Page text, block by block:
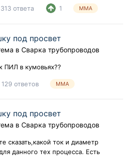
313 ответа 1 MMA
под просвет
в Сварка трубопроводов
ПИЛ в кумовьях??
129 ответов MMA
под просвет
в Сварка трубопроводов
сказать,какой ток и диаметр
данного тех процесса. Есть